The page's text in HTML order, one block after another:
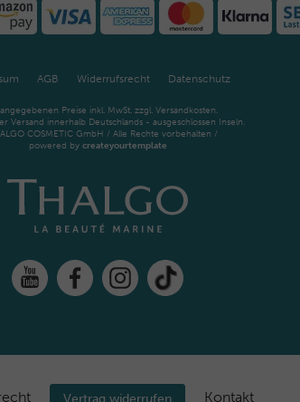
AGB Widerrufsrecht Datenschutz
Preise inkl. MwSt. zzgl. Versandkosten.
Versand innerhalb Deutschlands - ausgeschlossen Inseln.
COSMETIC GmbH / Alle Rechte vorbehalten /
powered by createyourtemplate
Vertrag widerrufen Kontakt